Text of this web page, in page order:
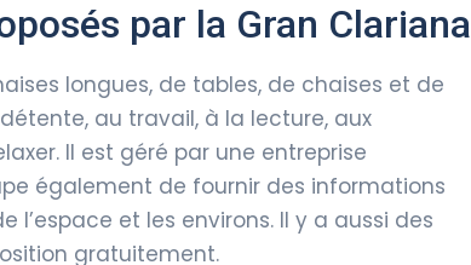
par la Gran Clariana
longues, de tables, de chaises et de
au travail, à la lecture, aux
Il est géré par une entreprise
également de fournir des informations
et les environs. Il y a aussi des
gratuitement.